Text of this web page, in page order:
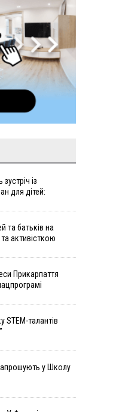
який
Їй
гривень
сильна
який зливав
та
невідомі
облаштували
є
1,5 га лісу із
зробити
будинку
встановили
із
для дітей:
про Мавку
та батьків на
активісткою
Прикарпаття
STEM-талантів
у Школу